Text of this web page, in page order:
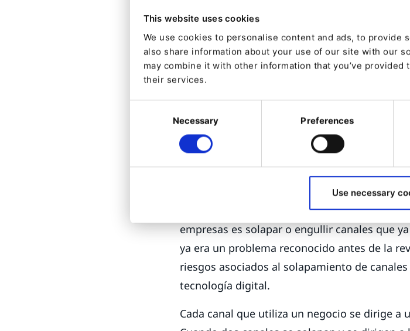
This website uses cookies
We use cookies to personalise content and ads, to provide
also share information about your use of our site with our
may combine it with other information that you’ve
their services.
Necessary Preferences
Use necessary
Este nuevo canal de venta digital ha
toda una nueva industria en torno al proceso
marketplace de Amazon. En otras palabras,
ahora un papel destacado para ayudar a
Con una comprensión global de las ventas a
marketing
digital, maximizan el rendimiento
tener poco o ningún vínculo con los
El riesgo de solapar
Aunque la aparición de nuevos canales y
oportunidades, también existen riesgos.
empresas es solapar o engullir canales que
ya era un problema reconocido antes de la
riesgos asociados al solapamiento de
tecnología digital.
Cada canal que utiliza un negocio se dirige a